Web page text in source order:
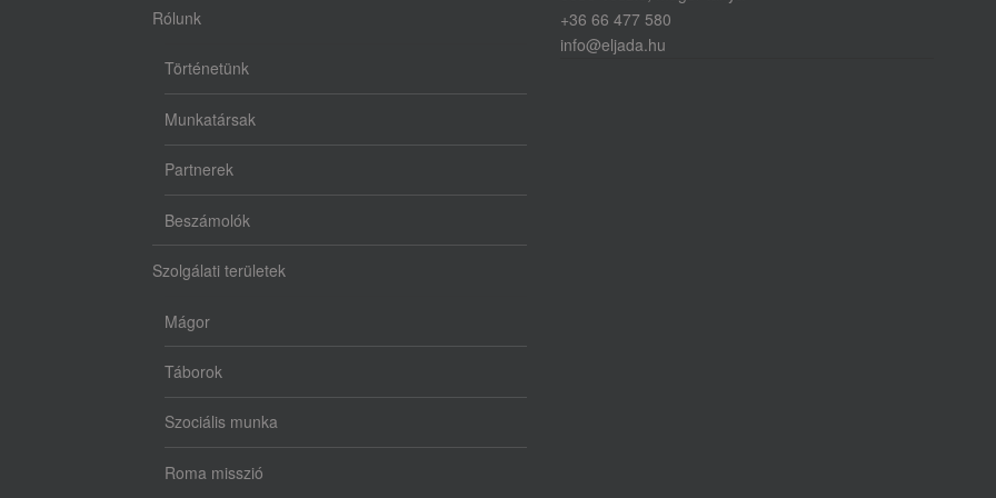
Rólunk
Történetünk
Munkatársak
Partnerek
Beszámolók
Szolgálati területek
Mágor
Táborok
Szociális munka
Roma misszió
+36 66 477 580
info@eljada.hu